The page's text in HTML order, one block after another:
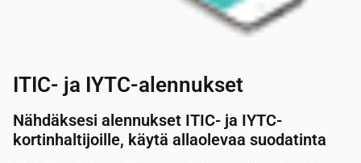
ITIC- ja IYTC-alennukset
Nähdäksesi alennukset ITIC- ja IYTC-
kortinhaltijoille, käytä allaolevaa suodatinta